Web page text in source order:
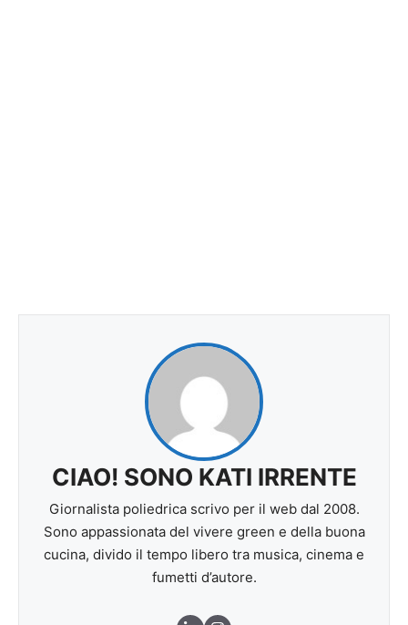
CIAO! SONO KATI IRRENTE
Giornalista poliedrica scrivo per il web dal 2008.
Sono appassionata del vivere green e della buona
cucina, divido il tempo libero tra musica, cinema e
fumetti d’autore.